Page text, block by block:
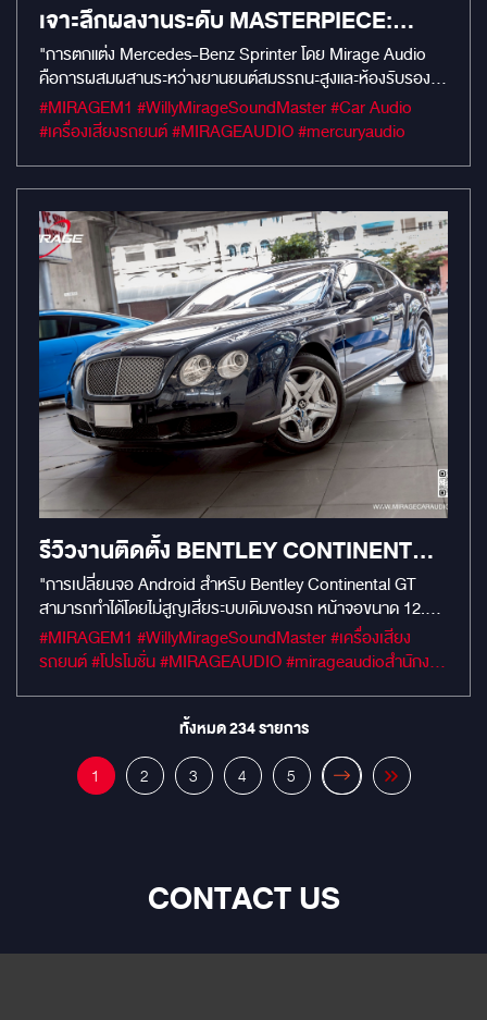
เจาะลึกผลงานระดับ MASTERPIECE:
MERCEDES-BENZ SPRINTER โดย
MIRAGE AUDIO เมื่อ ’’’’การเดินทาง’’’’
กลายเป็น ’’’’รางวัลของชีวิต’’’’
"การตกแต่ง Mercedes-Benz Sprinter โดย Mirage Audio
คือการผสมผสานระหว่างยานยนต์สมรรถนะสูงและห้องรับรอง
ระดับ First Class โดดเด่นด้วยการใช้หนัง Nappa เกรดพรีเมียม
ระบบเสียง Mercury M62 จออัจฉริยะ 55 นิ้ว และหลังคา
ส่วนตัว ความสะดวกสบาย และภาพลักษณ์ที่เหนือระดับบนท้อง
ถนน"
#MIRAGEM1 #WillyMirageSoundMaster #Car Audio
#เครื่องเสียงรถยนต์ #MIRAGEAUDIO #mercuryaudio
รีวิวงานติดตั้ง BENTLEY CONTINENTAL
GT อัปเกรดจอ ANDROID 12.1" ทรง
TESLA สเปกเทพ ระบบเดิมรถใช้งานได้ครบ
100%
"การเปลี่ยนจอ Android สำหรับ Bentley Continental GT
สามารถทำได้โดยไม่สูญเสียระบบเดิมของรถ หน้าจอขนาด 12.1
นิ้ว ทรง Tesla จาก Mirage Audio ถูกออกแบบมาให้ทำงานร่วม
กับระบบ ECU เดิมได้อย่างสมบูรณ์ 100% ผู้ขับขี่จึงยังสามารถ
ผ่านหน้าจอระบบสัมผัสใหม่ได้ทันที พร้อมสเปกแรง RAM 8
ROM 256 เพื่อความบันเทิงที่ลื่นไหล"
#MIRAGEM1 #WillyMirageSoundMaster #เครื่องเสียง
รถยนต์ #โปรโมชั่น #MIRAGEAUDIO #mirageaudioสำนักงาน
ทั้งหมด234รายการ
1 2 3 4 5
CONTACT US